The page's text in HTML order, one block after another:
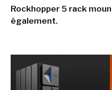
Rockhopper 5 rack
également.